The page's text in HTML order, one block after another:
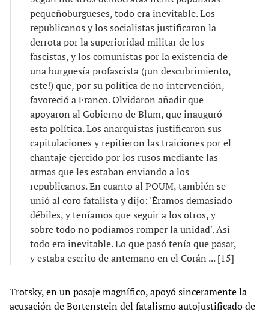
pequeñoburgueses, todo era inevitable. Los
republicanos y los socialistas justificaron la
derrota por la superioridad militar de los
fascistas, y los comunistas por la existencia de
una burguesía profascista (¡un descubrimiento,
este!) que, por su política de no intervención,
favoreció a Franco. Olvidaron añadir que
apoyaron al Gobierno de Blum, que inauguró
esta política. Los anarquistas justificaron sus
capitulaciones y repitieron las traiciones por el
chantaje ejercido por los rusos mediante las
armas que les estaban enviando a los
republicanos. En cuanto al POUM, también se
unió al coro fatalista y dijo: 'Éramos demasiado
débiles, y teníamos que seguir a los otros, y
sobre todo no podíamos romper la unidad'. Así
todo era inevitable. Lo que pasó tenía que pasar,
y estaba escrito de antemano en el Corán ... [15]
Trotsky, en un pasaje magnífico, apoyó sinceramente la
acusación de Bortenstein del fatalismo autojustificado de